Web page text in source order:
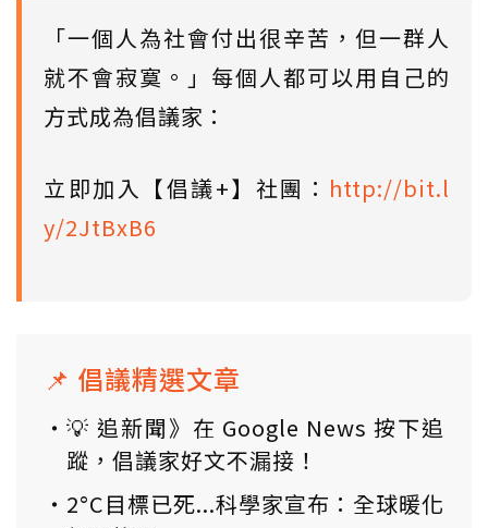
「一個人為社會付出很辛苦，但一群人
就不會寂寞。」每個人都可以用自己的
方式成為倡議家：
立即加入【倡議+】社團： http://bit.l
y/2JtBxB6
📌 倡議精選文章
💡 追新聞》在 Google News 按下追
蹤，倡議家好文不漏接！
2°C目標已死...科學家宣布：全球暖化